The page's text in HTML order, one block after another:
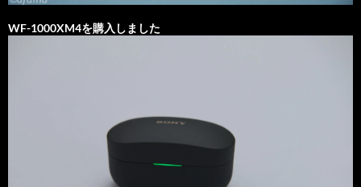
WF-1000XM4を購入しました